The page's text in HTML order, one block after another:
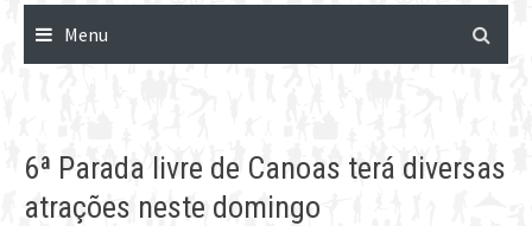
Menu
6ª Parada livre de Canoas terá diversas
atrações neste domingo